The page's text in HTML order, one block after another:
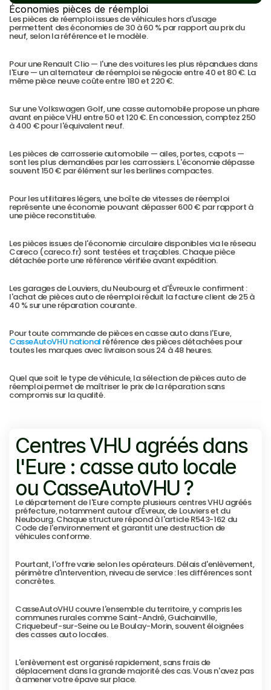
Économies pièces de réemploi
Les pièces de réemploi issues de véhicules hors d'usage
permettent des économies de 30 à 60 % par rapport au prix du
neuf, selon la référence et le modèle.
Pour une Renault Clio — l'une des voitures les plus répandues dans
l'Eure — un alternateur de réemploi se négocie entre 40 et 80 €. La
même pièce neuve coûte entre 180 et 220 €.
Sur une Volkswagen Golf, une casse automobile propose un phare
avant en pièce VHU entre 50 et 120 €. En concession, comptez 250
à 400 € pour l'équivalent neuf.
Les pièces de carrosserie automobile — ailes, portes, capots —
sont les plus demandées par les carrossiers. L'économie dépasse
souvent 150 € par élément sur les berlines compactes.
Pour les utilitaires légers, une boîte de vitesses de réemploi
représente une économie pouvant dépasser 600 € par rapport à
une pièce reconstituée.
Les pièces issues de l'économie circulaire disponibles via le réseau
Careco (careco.fr) sont testées et traçables. Chaque pièce
détachée porte une référence vérifiée avant expédition.
Les garages de Louviers, du Neubourg et d'Évreux le confirment :
l'achat de pièces auto de réemploi réduit la facture client de 25 à
40 % sur une réparation courante.
Pour toute commande de pièces en casse auto dans l'Eure,
CasseAutoVHU national référence des pièces détachées pour
toutes les marques avec livraison sous 24 à 48 heures.
Quel que soit le type de véhicule, la sélection de pièces auto de
réemploi permet de maîtriser le prix de la réparation sans
compromis sur la qualité.
Centres VHU agréés dans
l'Eure : casse auto locale
ou CasseAutoVHU ?
Le département de l'Eure compte plusieurs centres VHU agréés
préfecture, notamment autour d'Évreux, de Louviers et du
Neubourg. Chaque structure répond à l'article R543-162 du
Code de l'environnement et garantit une destruction de
véhicules conforme.
Pourtant, l'offre varie selon les opérateurs. Délais d'enlèvement,
périmètre d'intervention, niveau de service : les différences sont
concrètes.
CasseAutoVHU couvre l'ensemble du territoire, y compris les
communes rurales comme Saint-André, Guichainville,
Criquebeuf-sur-Seine ou Le Boulay-Morin, souvent éloignées
des casses auto locales.
L'enlèvement est organisé rapidement, sans frais de
déplacement dans la grande majorité des cas. Vous n'avez pas
à amener votre épave sur place.